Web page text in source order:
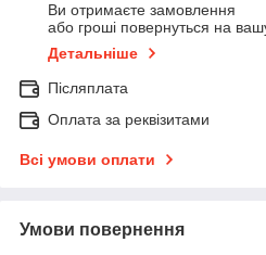
Ви отримаєте замовлення
або гроші повернуться на
Детальніше
Післяплата
Оплата за реквізитами
Всі умови оплати
Умови повернення